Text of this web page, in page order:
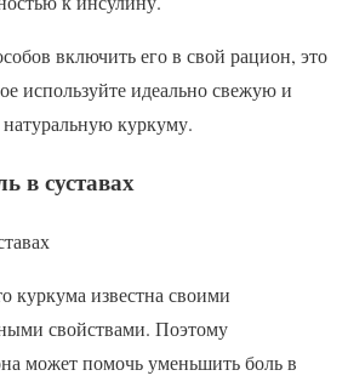
включить его в свой рацион, это
используйте идеально свежую и
куркуму.
в суставах
куркума известна своими
свойствами. Поэтому
может помочь уменьшить боль в